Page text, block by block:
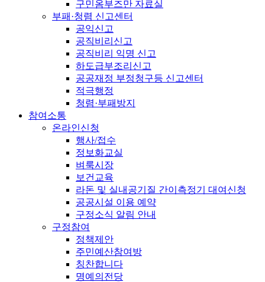
구민옴부즈만 자료실
부패·청렴 신고센터
공익신고
공직비리신고
공직비리 익명 신고
하도급부조리신고
공공재정 부정청구등 신고센터
적극행정
청렴·부패방지
참여소통
온라인신청
행사/접수
정보화교실
벼룩시장
보건교육
라돈 및 실내공기질 간이측정기 대여신청
공공시설 이용 예약
구정소식 알림 안내
구정참여
정책제안
주민예산참여방
칭찬합니다
명예의전당